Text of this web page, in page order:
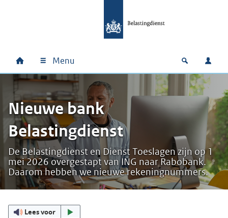
Hoofdnavigatie
Home Menu Open
Nieuwe bank
Belastingdienst
De Belastingdienst en Dienst Toeslagen zijn op 1
mei 2026 overgestapt van ING naar Rabobank.
Daarom hebben we nieuwe rekeningnummers.
Lees voor
Uitgelicht